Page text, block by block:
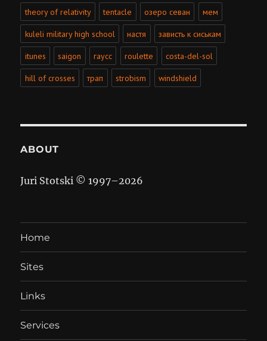
theory of relativity tentacle озеро севан мем
kuleli military high school настя зависть к сиськам
itunes saigon гаусс roulette costa-del-sol
hill of crosses трап strobism windshield
ABOUT
Juri Stotski © 1997–2026
Home
Sites
Links
Services